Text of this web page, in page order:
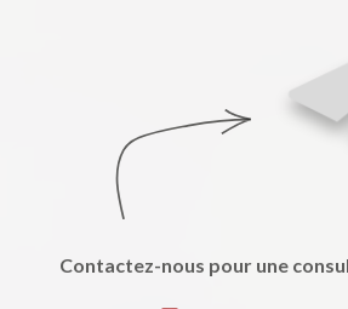
Contactez-nous pour une